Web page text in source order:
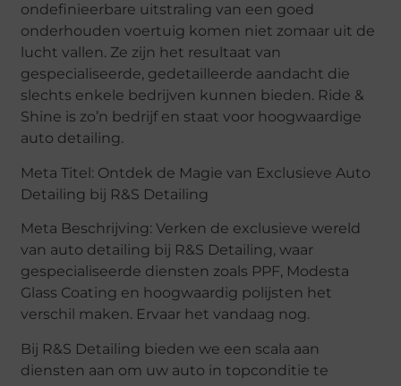
ondefinieerbare uitstraling van een goed
onderhouden voertuig komen niet zomaar uit de
lucht vallen. Ze zijn het resultaat van
gespecialiseerde, gedetailleerde aandacht die
slechts enkele bedrijven kunnen bieden. Ride &
Shine is zo’n bedrijf en staat voor hoogwaardige
auto detailing.
Meta Titel: Ontdek de Magie van Exclusieve Auto
Detailing bij R&S Detailing
Meta Beschrijving: Verken de exclusieve wereld
van auto detailing bij R&S Detailing, waar
gespecialiseerde diensten zoals PPF, Modesta
Glass Coating en hoogwaardig polijsten het
verschil maken. Ervaar het vandaag nog.
Bij R&S Detailing bieden we een scala aan
diensten aan om uw auto in topconditie te